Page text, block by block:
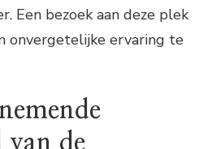
Een bezoek aan deze plek
onvergetelijke ervaring te
van de